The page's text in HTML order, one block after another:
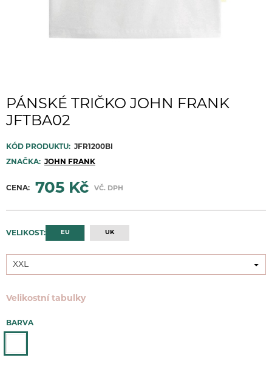
PÁNSKÉ TRIČKO JOHN FRANK
JFTBA02
KÓD PRODUKTU: JFR1200BI
ZNAČKA: JOHN FRANK
CENA: 705 Kč VČ. DPH
VELIKOST: EU UK
XXL
XXL
Velikostní tabulky
BARVA